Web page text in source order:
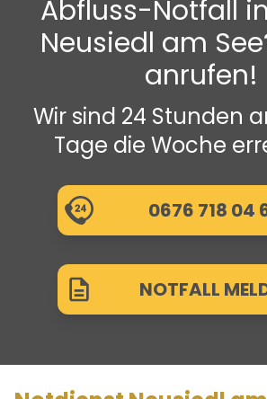
Abfluss-Notfall
Neusiedl am
anrufen!
Wir sind 24 Stunden
Tage die Woche
0676 718 04
NOTFALL